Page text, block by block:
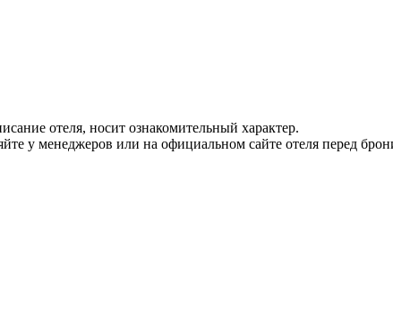
отеля, носит ознакомительный характер.
у менеджеров или на официальном сайте отеля перед